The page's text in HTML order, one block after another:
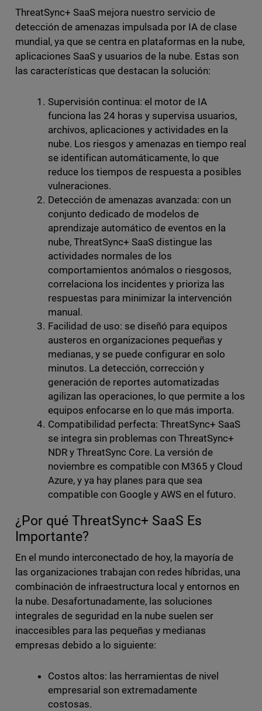
ThreatSync+ SaaS mejora nuestro servicio de
detección de amenazas impulsada por IA de clase
mundial, ya que se centra en plataformas en la nube,
aplicaciones SaaS y usuarios de la nube. Estas son
las características que destacan la solución:
Supervisión continua: el motor de IA
funciona las 24 horas y supervisa usuarios,
archivos, aplicaciones y actividades en la
nube. Los riesgos y amenazas en tiempo real
se identifican automáticamente, lo que
reduce los tiempos de respuesta a posibles
vulneraciones.
Detección de amenazas avanzada: con un
conjunto dedicado de modelos de
aprendizaje automático de eventos en la
nube, ThreatSync+ SaaS distingue las
actividades normales de los
comportamientos anómalos o riesgosos,
correlaciona los incidentes y prioriza las
respuestas para minimizar la intervención
manual.
Facilidad de uso: se diseñó para equipos
austeros en organizaciones pequeñas y
medianas, y se puede configurar en solo
minutos. La detección, corrección y
generación de reportes automatizadas
agilizan las operaciones, lo que permite a los
equipos enfocarse en lo que más importa.
Compatibilidad perfecta: ThreatSync+ SaaS
se integra sin problemas con ThreatSync+
NDR y ThreatSync Core. La versión de
noviembre es compatible con M365 y Cloud
Azure, y ya hay planes para que sea
compatible con Google y AWS en el futuro.
¿Por qué ThreatSync+ SaaS Es
Importante?
En el mundo interconectado de hoy, la mayoría de
las organizaciones trabajan con redes híbridas, una
combinación de infraestructura local y entornos en
la nube. Desafortunadamente, las soluciones
integrales de seguridad en la nube suelen ser
inaccesibles para las pequeñas y medianas
empresas debido a lo siguiente:
Costos altos: las herramientas de nivel
empresarial son extremadamente
costosas.